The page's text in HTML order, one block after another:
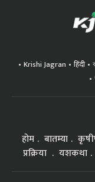
Krishi Jagran हिंदी
होम बातम्या
प्रक्रिया
यशकथा